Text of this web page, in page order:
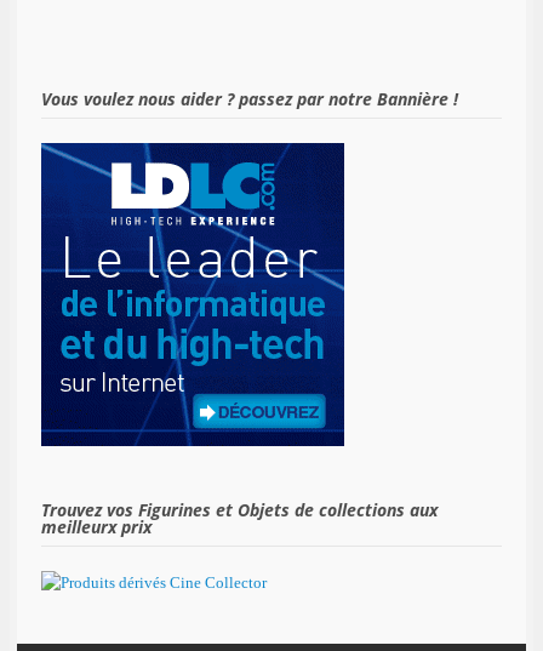
Vous voulez nous aider ? passez par notre Bannière !
Trouvez vos Figurines et Objets de collections aux
meilleurx prix